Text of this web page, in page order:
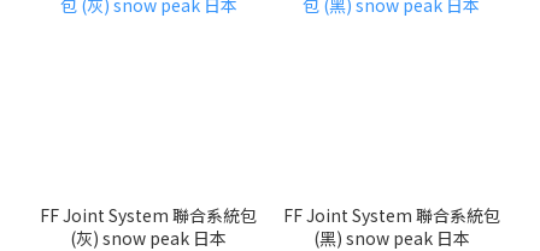
FF Joint System 聯合系統包
(灰) snow peak 日本
FF Joint System 聯合系統包
(黑) snow peak 日本